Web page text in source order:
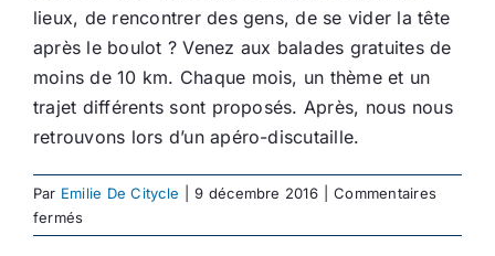
lieux, de rencontrer des gens, de se vider la tête
après le boulot ? Venez aux balades gratuites de
moins de 10 km. Chaque mois, un thème et un
trajet différents sont proposés. Après, nous nous
retrouvons lors d’un apéro-discutaille.
Par Emilie De Citycle 9 décembre 2016
Commentaires
ferméssur
balade